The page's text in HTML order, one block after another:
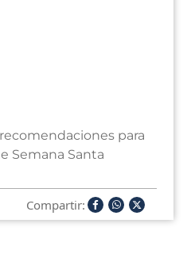
para
Semana Santa
Compartir: